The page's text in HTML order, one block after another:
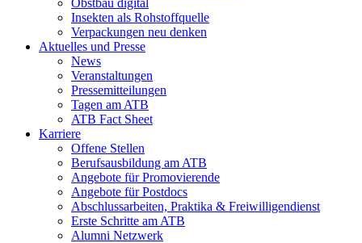
Insekten als Rohstoffquelle
Verpackungen neu denken
Aktuelles und Presse
News
Veranstaltungen
Pressemitteilungen
Tagen am ATB
ATB Fact Sheet
Karriere
Offene Stellen
Berufsausbildung am ATB
Angebote für Promovierende
Angebote für Postdocs
Abschlussarbeiten, Praktika & Freiwilligendienst
Erste Schritte am ATB
Alumni Netzwerk